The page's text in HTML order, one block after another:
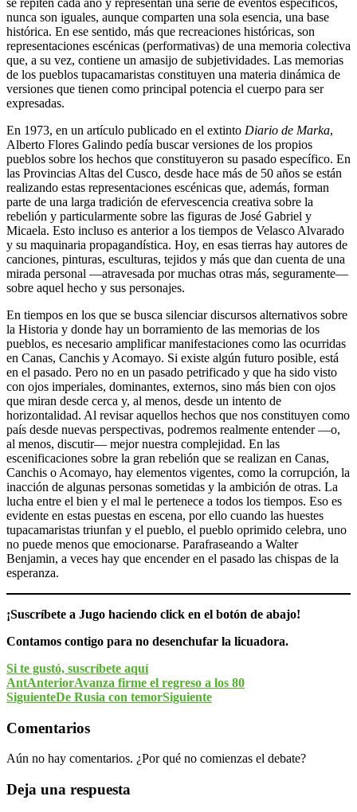
nunca son iguales, aunque comparten una sola esencia, una base
histórica. En ese sentido, más que recreaciones históricas, son
representaciones escénicas (performativas) de una memoria colectiva
que, a su vez, contiene un amasijo de subjetividades. Las memorias
de los pueblos tupacamaristas constituyen una materia dinámica de
versiones que tienen como principal potencia el cuerpo para ser
expresadas.
En 1973, en un artículo publicado en el extinto Diario de Marka,
Alberto Flores Galindo pedía buscar versiones de los propios
pueblos sobre los hechos que constituyeron su pasado específico. En
las Provincias Altas del Cusco, desde hace más de 50 años se están
realizando estas representaciones escénicas que, además, forman
parte de una larga tradición de efervescencia creativa sobre la
rebelión y particularmente sobre las figuras de José Gabriel y
Micaela. Esto incluso es anterior a los tiempos de Velasco Alvarado
y su maquinaria propagandística. Hoy, en esas tierras hay autores de
canciones, pinturas, esculturas, tejidos y más que dan cuenta de una
mirada personal —atravesada por muchas otras más, seguramente—
sobre aquel hecho y sus personajes.
En tiempos en los que se busca silenciar discursos alternativos sobre
la Historia y donde hay un borramiento de las memorias de los
pueblos, es necesario amplificar manifestaciones como las ocurridas
en Canas, Canchis y Acomayo. Si existe algún futuro posible, está
en el pasado. Pero no en un pasado petrificado y que ha sido visto
con ojos imperiales, dominantes, externos, sino más bien con ojos
que miran desde cerca y, al menos, desde un intento de
horizontalidad. Al revisar aquellos hechos que nos constituyen como
país desde nuevas perspectivas, podremos realmente entender —o,
al menos, discutir— mejor nuestra complejidad. En las
escenificaciones sobre la gran rebelión que se realizan en Canas,
Canchis o Acomayo, hay elementos vigentes, como la corrupción, la
inacción de algunas personas sometidas y la ambición de otras. La
lucha entre el bien y el mal le pertenece a todos los tiempos. Eso es
evidente en estas puestas en escena, por ello cuando las huestes
tupacamaristas triunfan y el pueblo, el pueblo oprimido celebra, uno
no puede menos que emocionarse. Parafraseando a Walter
Benjamin, a veces hay que encender en el pasado las chispas de la
esperanza.
¡Suscríbete a Jugo haciendo click en el botón de abajo!
Contamos contigo para no desenchufar la licuadora.
Si te gustó, suscríbete aquí
AntAnteriorAvanza firme el regreso a los 80
SiguienteDe Rusia con temorSiguiente
Comentarios
Aún no hay comentarios. ¿Por qué no comienzas el debate?
Deja una respuesta